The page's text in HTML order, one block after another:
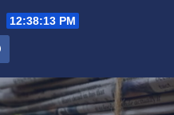
12:38:14 PM